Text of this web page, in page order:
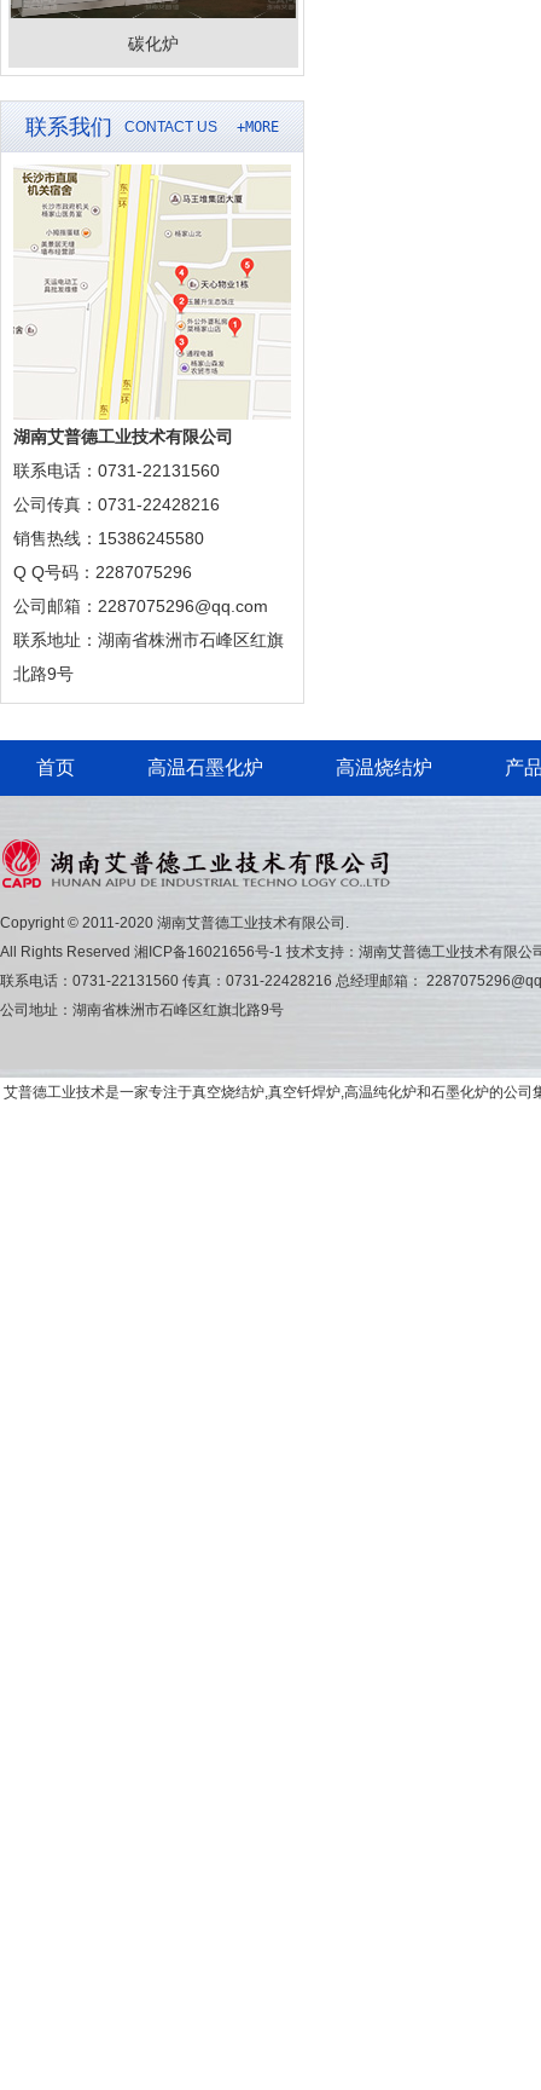
碳化炉
联系我们 CONTACT US +MORE
湖南艾普德工业技术有限公司
联系电话：0731-22131560
公司传真：0731-22428216
销售热线：15386245580
Q Q号码：2287075296
公司邮箱：2287075296@qq.com
联系地址：湖南省株洲市石峰区红旗
北路9号
首页 高温石墨化炉 高温烧结炉 产
Copyright © 2011-2020 湖南艾普德工业技术有限公司.
All Rights Reserved 湘ICP备16021656号-1 技术支持：湖南艾普德工业技术有限公
联系电话：0731-22131560 传真：0731-22428216 总经理邮箱：
公司地址：湖南省株洲市石峰区红旗北路9号
艾普德工业技术是一家专注于真空烧结炉,真空钎焊炉,高温纯化炉和石墨化炉的公